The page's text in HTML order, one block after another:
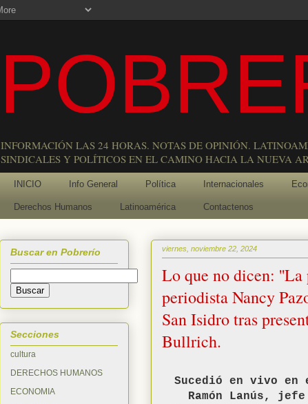
INFORMACIÓN LAS 24 HORAS. NOTAS DE OPINIÓN.
SINDICALES Y POLÍTICOS EN EL CAMINO HACIA LA NUEVA
INICIO Info General Política Internacionales
Derechos Humanos Latinoamérica Contactenos
viernes, noviembre 22, 2024
Lo que no dicen:
periodista Nancy
San Isidro tras
Bullrich.
Sucedió en vivo en
Ramón Lanús,
Buscar en Pobrerío
Secciones
cultura
DERECHOS HUMANOS
ECONOMIA